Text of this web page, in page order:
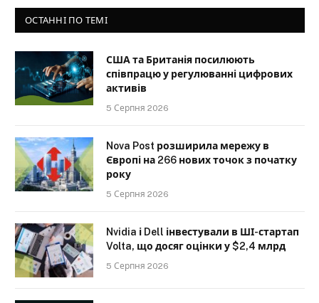
ОСТАННІ ПО ТЕМІ
США та Британія посилюють
співпрацю у регулюванні цифрових
активів
5 Серпня 2026
Nova Post розширила мережу в
Європі на 266 нових точок з початку
року
5 Серпня 2026
Nvidia і Dell інвестували в ШІ-стартап
Volta, що досяг оцінки у $2,4 млрд
5 Серпня 2026